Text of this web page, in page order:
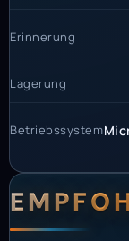
Erinnerung
Lagerung
Betriebssystem